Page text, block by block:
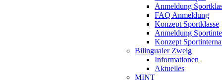
Anmeldung
FAQ Anmeldung
Konzept Sportklasse
Anmeldung
Konzept
Bilingualer Zweig
Informationen
Aktuelles
MINT